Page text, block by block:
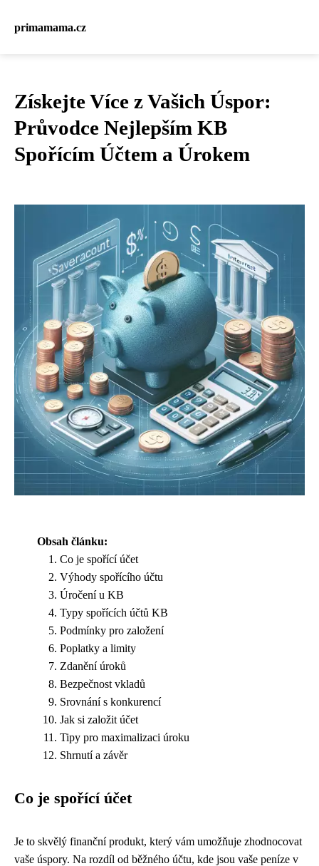
primamama.cz
Získejte Více z Vašich Úspor:
Průvodce Nejlepším KB
Spořícím Účtem a Úrokem
Obsah článku:
Co je spořící účet
Výhody spořícího účtu
Úročení u KB
Typy spořících účtů KB
Podmínky pro založení
Poplatky a limity
Zdanění úroků
Bezpečnost vkladů
Srovnání s konkurencí
Jak si založit účet
Tipy pro maximalizaci úroku
Shrnutí a závěr
Co je spořící účet
Je to skvělý finanční produkt, který vám umožňuje zhodnocovat
vaše úspory. Na rozdíl od běžného účtu, kde jsou vaše peníze v